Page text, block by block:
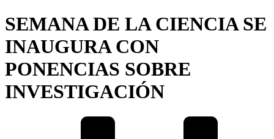
SEMANA DE LA CIENCIA SE
INAUGURA CON
PONENCIAS SOBRE
INVESTIGACIÓN